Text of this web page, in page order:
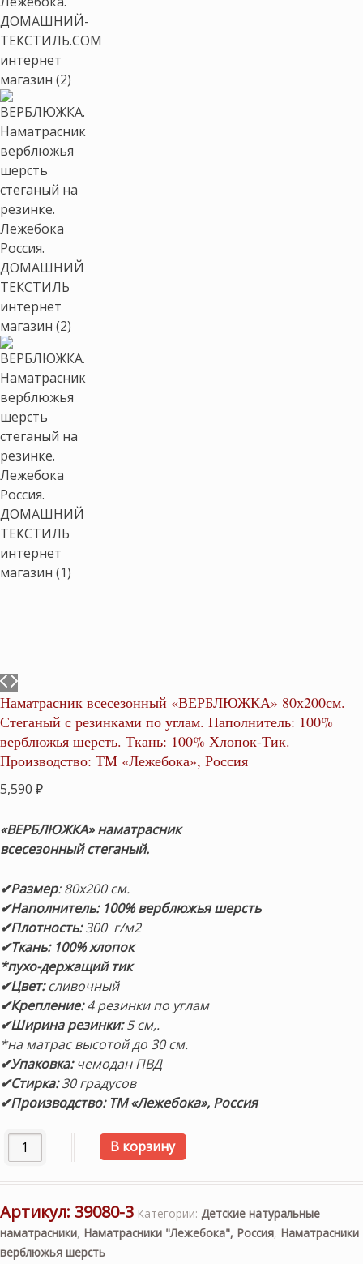
Наматрасник всесезонный «ВЕРБЛЮЖКА» 80х200см.
Стеганый с резинками по углам. Наполнитель: 100%
верблюжья шерсть. Ткань: 100% Хлопок-Тик.
Производство: ТМ «Лежебока», Россия
5,590 ₽
«ВЕРБЛЮЖКА» наматрасник
всесезонный стеганый.
✔Размер: 80х200 см.
✔Наполнитель: 100% верблюжья шерсть
✔Плотность:300 г/м2
✔Ткань: 100% хлопок
*пухо-держащий тик
✔Цвет:сливочный
✔Крепление:4 резинки по углам
✔Ширина резинки:5 см,.
*на матрас высотой до 30 см.
✔Упаковка:чемодан ПВД
✔Стирка:30 градусов
✔Производство: ТМ «Лежебока», Россия
Количество товара Наматрасник всесезонный
В корзину
Артикул: 39080-3 Категории: Детские натуральные
наматрасники, Наматрасники "Лежебока", Россия, Наматрасники
верблюжья шерсть